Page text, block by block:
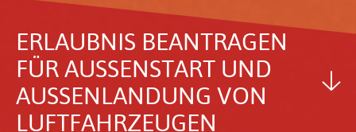
ERLAUBNIS BEAN­TRAGEN
FÜR AUSSEN­START UND A
USSEN­LAN­DUNG VON LU
FT­FAHR­ZEUGEN